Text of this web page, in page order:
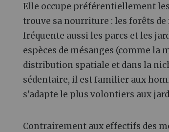
Elle occupe préférentiellement
trouve sa nourriture : les forêts
fréquente aussi les parcs et les
espèces de mésanges (comme la
distribution spatiale et dans la
sédentaire, il est familier aux
s'adapte le plus volontiers aux
Contrairement aux effectifs des